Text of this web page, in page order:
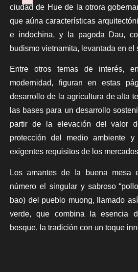
ciudad de Hue de la otrora
que aúna características
e indochina, y la pagoda Dau,
budismo vietnamita, levantada en el
Entre otros temas de interés,
modernidad, figuran en estas
desarrollo de la agricultura de alta
las bases para un desarrollo
partir de la elevación del valor
protección del medio ambiente
exigentes requisitos de los
Los amantes de la buena mesa
número el singular y sabroso
bao) del pueblo muong, llamado
verde, que combina la esencia
bosque, la tradición con un toque
Failed to initialize plugin: wplink